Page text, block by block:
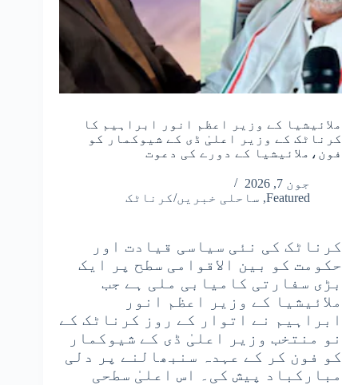
ملائیشیا کے وزیر اعظم انور ابراہیم کا
کرناٹک کے وزیر اعلیٰ ڈی کے شیوکمار کو
فون،ملائیشیا کے دورے کی دعوت
جون 7, 2026
Featured
, ساحلی خبریں/کرناٹک
کرناٹک کی نئی سیاسی قیادت اور
حکومت کو بین الاقوامی سطح پر ایک
بڑی سفارتی کامیابی ملی ہے جب
ملائیشیا کے وزیر اعظم انور
ابراہیم نے اتوار کے روز کرناٹک کے
نو منتخب وزیر اعلیٰ ڈی کے شیوکمار
کو فون کر کے عہدہ سنبھالنے پر دلی
مبارکباد پیش کی۔ اس اعلیٰ سطحی